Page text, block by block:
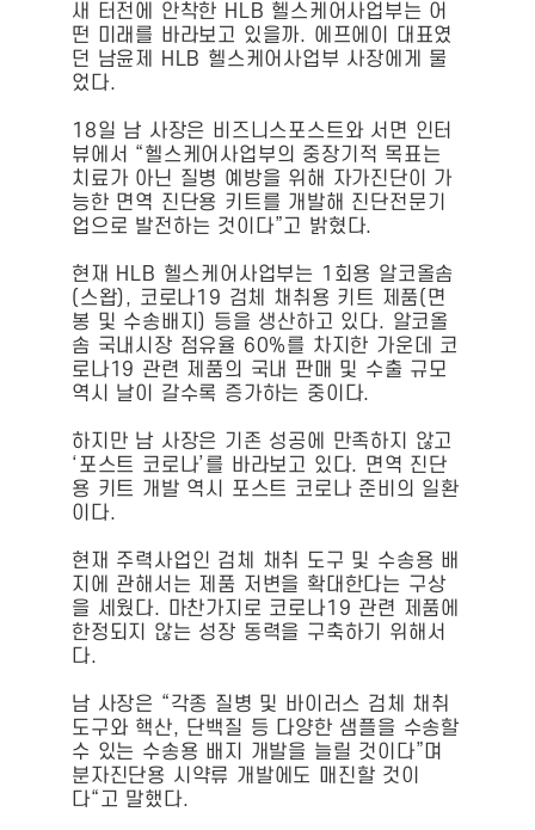
새 터전에 안착한 HLB 헬스케어사업부는 어
떤 미래를 바라보고 있을까. 에프에이 대표였
던 남윤제 HLB 헬스케어사업부 사장에게 물
었다.
18일 남 사장은 비즈니스포스트와 서면 인터
뷰에서 “헬스케어사업부의 중장기적 목표는
치료가 아닌 질병 예방을 위해 자가진단이 가
능한 면역 진단용 키트를 개발해 진단전문기
업으로 발전하는 것이다”고 밝혔다.
현재 HLB 헬스케어사업부는 1회용 알코올솜
(스왑), 코로나19 검체 채취용 키트 제품(면
봉 및 수송배지) 등을 생산하고 있다. 알코올
솜 국내시장 점유율 60%를 차지한 가운데 코
로나19 관련 제품의 국내 판매 및 수출 규모
역시 날이 갈수록 증가하는 중이다.
하지만 남 사장은 기존 성공에 만족하지 않고
‘포스트 코로나’를 바라보고 있다. 면역 진단
용 키트 개발 역시 포스트 코로나 준비의 일환
이다.
현재 주력사업인 검체 채취 도구 및 수송용 배
지에 관해서는 제품 저변을 확대한다는 구상
을 세웠다. 마찬가지로 코로나19 관련 제품에
한정되지 않는 성장 동력을 구축하기 위해서
다.
남 사장은 “각종 질병 및 바이러스 검체 채취
도구와 핵산, 단백질 등 다양한 샘플을 수송할
수 있는 수송용 배지 개발을 늘릴 것이다”며
분자진단용 시약류 개발에도 매진할 것이
다“고 말했다.